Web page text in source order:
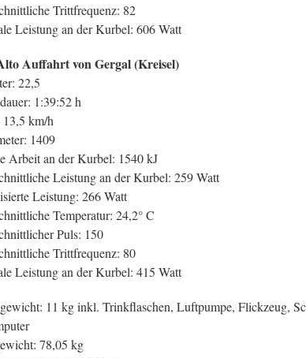
Trittfrequenz: 82
Leistung an der Kurbel: 606 Watt
Auffahrt von Gergal (Kreisel)
22,5
1:39:52 h
km/h
1409
Arbeit an der Kurbel: 1540 kJ
Leistung an der Kurbel: 259 Watt
Leistung: 266 Watt
Temperatur: 24,2° C
Puls: 150
Trittfrequenz: 80
Leistung an der Kurbel: 415 Watt
11 kg inkl. Trinkflaschen, Luftpumpe, Flickzeug,
78,05 kg